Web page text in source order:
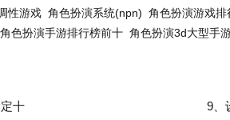
性游戏 角色扮演系统(npn) 角色扮演游戏排
角色扮演手游排行榜前十 角色扮演3d大型手
十 9、